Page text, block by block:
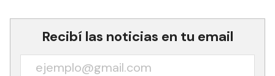
Recibí las noticias en tu email